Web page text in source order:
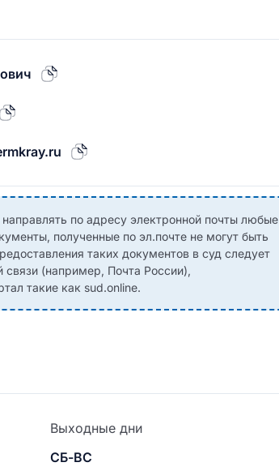
по адресу электронной почты любые
полученные по эл.почте не могут быть
таких документов в суд следует
связи (например, Почта России),
такие как sud.online.
Выходные дни
СБ-ВС